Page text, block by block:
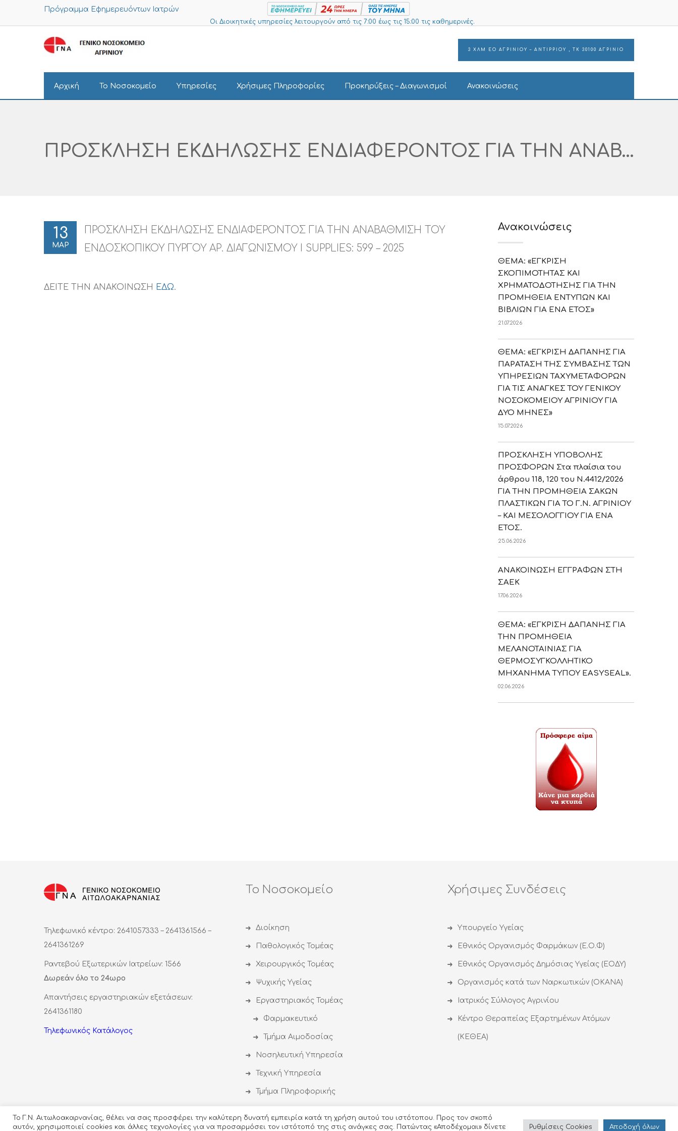
Πρόγραμμα Εφημερευόντων Ιατρών
Οι Διοικητικές υπηρεσίες λειτουργούν από τις 7:00 έως τις 15:00 τις καθημερινές.
3 ΧΛΜ ΕΟ ΑΓΡΙΝΙΟΥ – ΑΝΤΙΡΡΙΟΥ , ΤΚ 30100 ΑΓΡΙΝΙΟ
Αρχική Το Νοσοκομείο Υπηρεσίες Χρήσιμες Πληροφορίες Προκηρύξεις – Διαγωνισμοί Ανακοινώσεις
ΠΡΟΣΚΛΗΣΗ ΕΚΔΗΛΩΣΗΣ ΕΝΔΙΑΦΕΡΟΝΤΟΣ ΓΙΑ ΤΗΝ ΑΝΑΒΑΘΜΙΣΗ ΤΟΥ ΕΝΔΟΣΚΟΠΙΚΟΥ ΠΥΡΓΟΥ ΑΡ. ΔΙΑΓΩΝΙΣΜΟΥ I SUPPLIES: 599 – 2025
13
ΜΑΡ
ΠΡΟΣΚΛΗΣΗ ΕΚΔΗΛΩΣΗΣ ΕΝΔΙΑΦΕΡΟΝΤΟΣ ΓΙΑ ΤΗΝ ΑΝΑΒΑΘΜΙΣΗ ΤΟΥ
ΕΝΔΟΣΚΟΠΙΚΟΥ ΠΥΡΓΟΥ ΑΡ. ΔΙΑΓΩΝΙΣΜΟΥ I SUPPLIES: 599 – 2025
ΔΕΙΤΕ ΤΗΝ ΑΝΑΚΟΙΝΩΣΗ ΕΔΩ.
Ανακοινώσεις
ΘΕΜΑ: «ΕΓΚΡΙΣΗ
ΣΚΟΠΙΜΟΤΗΤΑΣ ΚΑΙ
ΧΡΗΜΑΤΟΔΟΤΗΣΗΣ ΓΙΑ ΤΗΝ
ΠΡΟΜΗΘΕΙΑ ΕΝΤΥΠΩΝ ΚΑΙ
ΒΙΒΛΙΩΝ ΓΙΑ ΕΝΑ ΕΤΟΣ»
21.07.2026
ΘΕΜΑ: «ΕΓΚΡΙΣΗ ΔΑΠΑΝΗΣ ΓΙΑ
ΠΑΡΑΤΑΣΗ ΤΗΣ ΣΥΜΒΑΣΗΣ ΤΩΝ
ΥΠΗΡΕΣΙΩΝ ΤΑΧΥΜΕΤΑΦΟΡΩΝ
ΓΙΑ ΤΙΣ ΑΝΑΓΚΕΣ ΤΟΥ ΓΕΝΙΚΟΥ
ΝΟΣΟΚΟΜΕΙΟΥ ΑΓΡΙΝΙΟΥ ΓΙΑ
ΔΥΟ ΜΗΝΕΣ»
15.07.2026
ΠΡΟΣΚΛΗΣΗ ΥΠΟΒΟΛΗΣ
ΠΡΟΣΦΟΡΩΝ Στα πλαίσια του
άρθρου 118, 120 του Ν.4412/2026
ΓΙΑ ΤΗΝ ΠΡΟΜΗΘΕΙΑ ΣΑΚΩΝ
ΠΛΑΣΤΙΚΩΝ ΓΙΑ ΤΟ Γ.Ν. ΑΓΡΙΝΙΟΥ
– ΚΑΙ ΜΕΣΟΛΟΓΓΙΟΥ ΓΙΑ ΕΝΑ
ΕΤΟΣ.
25.06.2026
ΑΝΑΚΟΙΝΩΣΗ ΕΓΓΡΑΦΩΝ ΣΤΗ
ΣΑΕΚ
17.06.2026
ΘΕΜΑ: «ΕΓΚΡΙΣΗ ΔΑΠΑΝΗΣ ΓΙΑ
ΤΗΝ ΠΡΟΜΗΘΕΙΑ
ΜΕΛΑΝΟΤΑΙΝΙΑΣ ΓΙΑ
ΘΕΡΜΟΣΥΓΚΟΛΛΗΤΙΚΟ
ΜΗΧΑΝΗΜΑ ΤΥΠΟΥ EASYSEAL».
02.06.2026
Τηλεφωνικό κέντρο: 2641057333 – 2641361566 –
2641361269
Ραντεβού Εξωτερικών Ιατρείων: 1566
Δωρεάν όλο το 24ωρο
Απαντήσεις εργαστηριακών εξετάσεων:
2641361180
Τηλεφωνικός Κατάλογος
Το Νοσοκομείο
Διοίκηση
Παθολογικός Τομέας
Χειρουργικός Τομέας
Ψυχικής Υγείας
Εργαστηριακός Τομέας
Φαρμακευτικό
Τμήμα Αιμοδοσίας
Νοσηλευτική Υπηρεσία
Τεχνική Υπηρεσία
Τμήμα Πληροφορικής
Χρήσιμες Συνδέσεις
Υπουργείο Υγείας
Εθνικός Οργανισμός Φαρμάκων (Ε.Ο.Φ)
Εθνικός Οργανισμός Δημόσιας Υγείας (ΕΟΔΥ)
Οργανισμός κατά των Ναρκωτικών (ΟΚΑΝΑ)
Ιατρικός Σύλλογος Αγρινίου
Κέντρο Θεραπείας Εξαρτημένων Ατόμων
(ΚΕΘΕΑ)
Το Γ.Ν. Αιτωλοακαρνανίας, θέλει να σας προσφέρει την καλύτερη δυνατή εμπειρία κατά τη χρήση αυτού του ιστότοπου. Προς τον σκοπό
αυτόν, χρησιμοποιεί cookies και άλλες τεχνολογίες για να προσαρμόσει τον ιστότοπό της στις ανάγκες σας. Πατώντας «Αποδέχομαι» δίνετε
Ρυθμίσεις Cookies Αποδoχή όλων